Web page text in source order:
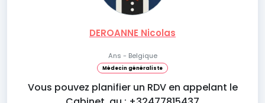
DEROANNE Nicolas
Ans - Belgique
Médecin généraliste
Vous pouvez planifier un RDV en appelant le